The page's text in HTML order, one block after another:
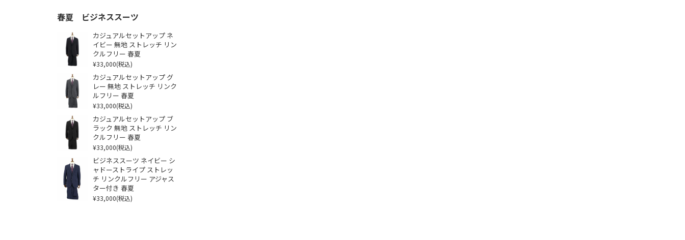
春夏 ビジネススーツ
カジュアルセットアップ ネ
イビー 無地 ストレッチ リン
クルフリー 春夏
¥33,000(税込)
カジュアルセットアップ グ
レー 無地 ストレッチ リンク
ルフリー 春夏
¥33,000(税込)
カジュアルセットアップ ブ
ラック 無地 ストレッチ リン
クルフリー 春夏
¥33,000(税込)
ビジネススーツ ネイビー シ
ャドーストライプ ストレッ
チ リンクルフリー アジャス
ター付き 春夏
¥33,000(税込)